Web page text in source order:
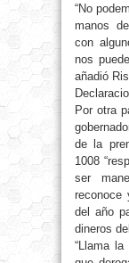
“No
manos
con
nos
añadió
Por otra
de la
1008
ser
reconoce
del año
dineros
“Llama